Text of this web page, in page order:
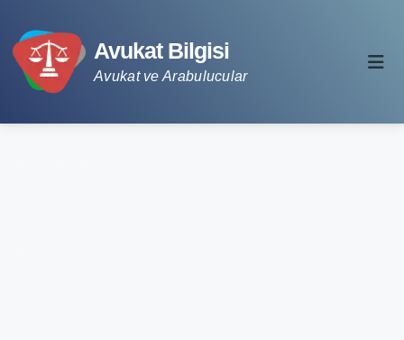
Avukat Bilgisi
Avukat ve Arabulucular